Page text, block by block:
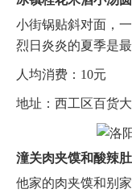
小街锅贴斜对面，
烈日炎炎的夏季是
人均消费：10元
地址：西工区百货
潼关肉夹馍和酸辣
他家的肉夹馍和别